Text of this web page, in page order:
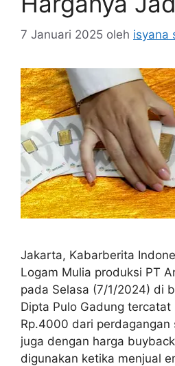
7 Januari 2025 oleh isyana
Jakarta, Kabarberita
Logam Mulia produksi PT
pada Selasa (7/1/2024) di
Dipta Pulo Gadung tercatat
Rp.4000 dari perdagangan
juga dengan harga
digunakan ketika menjual